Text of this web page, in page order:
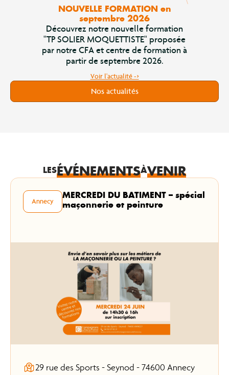
NOUVELLE FORMATION en
septembre 2026
Découvrez notre nouvelle formation
"TP SOLIER MOQUETTISTE" proposée
par notre CFA et centre de formation à
partir de septembre 2026.
Voir l'actualité ->
Nos actualités
LESÉVÉNEMENTSÀVENIR
Annecy
MERCREDI DU BATIMENT – spécial
maçonnerie et peinture
29 rue des Sports - Seynod - 74600 Annecy